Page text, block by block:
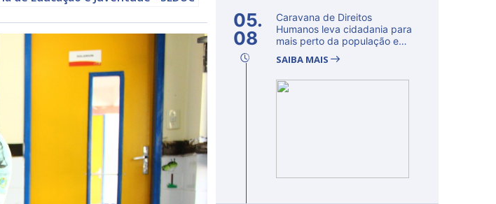
05.
08
Caravana de Direitos
Humanos leva cidadania para
mais perto da população e
SAIBA MAIS